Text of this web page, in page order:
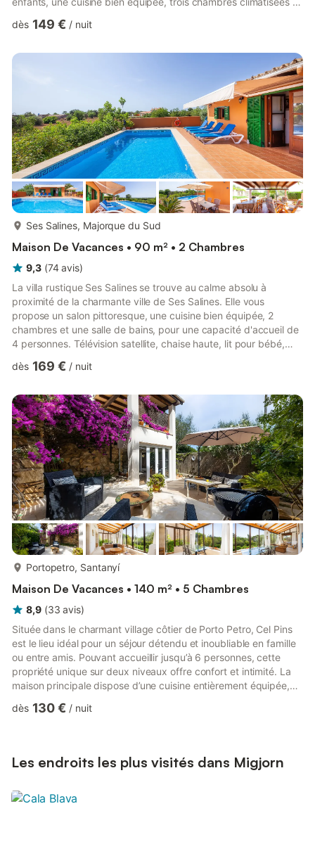
chaise haute et d’un lit bébé. Sur la terrasse couverte, profitez
douche extérieure. Des restaurants et des commerces pour vos
dès 149 € / nuit
Ses Salines, Majorque du Sud
Maison De Vacances • 90 m² • 2 Chambres
9,3 (74 avis)
La villa rustique Ses Salines se trouve au calme absolu à
proximité de la charmante ville de Ses Salines. Elle vous
propose un salon pittoresque, une cuisine bien équipée, 2
chambres et une salle de bains, pour une capacité d'accueil de
4 personnes. Télévision satellite, chaise haute, lit pour bébé,
disposition. Passez des vacances placées sous le signe de la
terrasse couverte. Des restaurants, des bars, une boulangerie
et d'autres commerces sont accessibles en 5 minutes en
voitur...
dès 169 € / nuit
Portopetro, Santanyí
Maison De Vacances • 140 m² • 5 Chambres
8,9 (33 avis)
Située dans le charmant village côtier de Porto Petro, Cel Pins
est le lieu idéal pour un séjour détendu et inoubliable en famille
ou entre amis. Pouvant accueillir jusqu’à 6 personnes, cette
propriété unique sur deux niveaux offre confort et intimité. La
maison principale dispose d’une cuisine entièrement équipée,
extérieures. Un appartement indépendant avec salle de bain,
télévision, de la climatisation et d’un lave-lin...
dès 130 € / nuit
Les endroits les plus visités dans Migjorn